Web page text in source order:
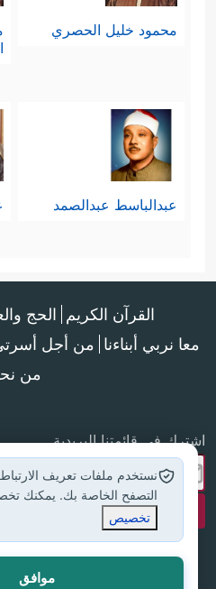
محمود خليل الحصري
عبدالباسط عبدالصمد
القرآن الكريم الحج
معا نربي أبناءنا من أجل
من
اشترك في قائمتنا البريدية
جميع الحقوق محفوظة لموقع
نستخدم ملفات تعريف
التصفح الخاصة بك. يمكنك
تخصيص
موافق